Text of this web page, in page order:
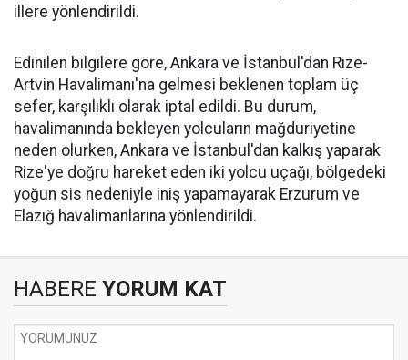
illere yönlendirildi.
Edinilen bilgilere göre, Ankara ve İstanbul'dan Rize-
Artvin Havalimanı'na gelmesi beklenen toplam üç
sefer, karşılıklı olarak iptal edildi. Bu durum,
havalimanında bekleyen yolcuların mağduriyetine
neden olurken, Ankara ve İstanbul'dan kalkış yaparak
Rize'ye doğru hareket eden iki yolcu uçağı, bölgedeki
yoğun sis nedeniyle iniş yapamayarak Erzurum ve
Elazığ havalimanlarına yönlendirildi.
HABERE YORUM KAT